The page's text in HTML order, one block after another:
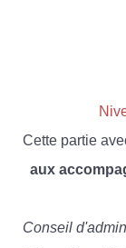
Cette partie
aux
Conseil